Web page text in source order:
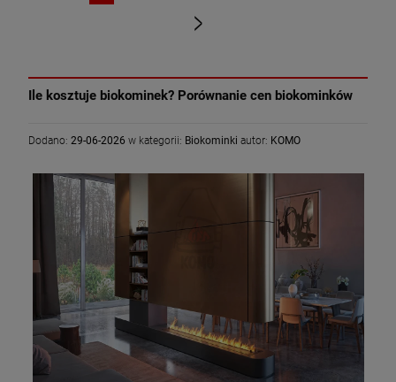
Ile kosztuje biokominek? Porównanie cen biokominków
Dodano: 29-06-2026 w kategorii: Biokominki autor: KOMO